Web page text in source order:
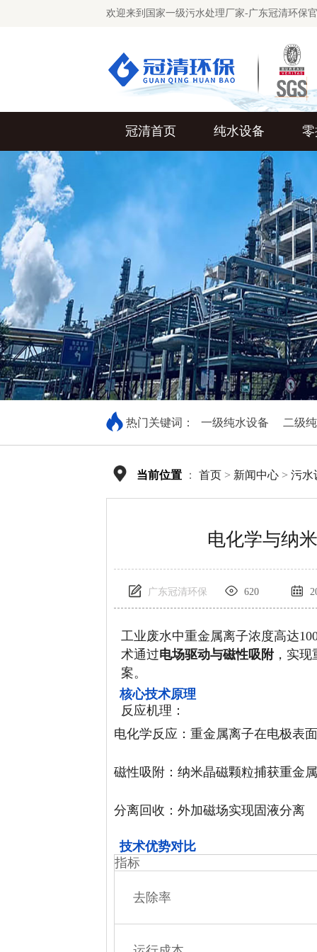
欢迎来到国家一级污水处理厂家-广东冠清环保
冠清首页 纯水设备
热门关键词： 一级纯水设备 二级
当前位置 ： 首页 > 新闻中心 > 污水
电化学与纳
广东冠清环保 620
工业废水中重金属离子浓度高达
术通过电场驱动与磁性吸附，实现
案。
核心技术原理
反应机理：
电化学反应：重金属离子在电极表
磁性吸附：纳米晶磁颗粒捕获重金
分离回收：外加磁场实现固液分离
技术优势对比
指标
去除率